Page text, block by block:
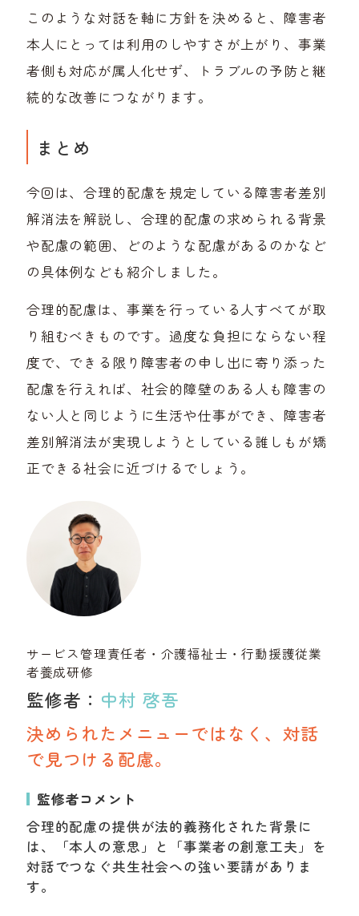
このような対話を軸に方針を決めると、障害者
本人にとっては利用のしやすさが上がり、事業
者側も対応が属人化せず、トラブルの予防と継
続的な改善につながります。
まとめ
今回は、合理的配慮を規定している障害者差別
解消法を解説し、合理的配慮の求められる背景
や配慮の範囲、どのような配慮があるのかなど
の具体例なども紹介しました。
合理的配慮は、事業を行っている人すべてが取
り組むべきものです。過度な負担にならない程
度で、できる限り障害者の申し出に寄り添った
配慮を行えれば、社会的障壁のある人も障害の
ない人と同じように生活や仕事ができ、障害者
差別解消法が実現しようとしている誰しもが矯
正できる社会に近づけるでしょう。
サービス管理責任者・介護福祉士・行動援護従業
者養成研修
監修者： 中村 啓吾
決められたメニューではなく、対話
で見つける配慮。
監修者コメント
合理的配慮の提供が法的義務化された背景に
は、「本人の意思」と「事業者の創意工夫」を
対話でつなぐ共生社会への強い要請がありま
す。